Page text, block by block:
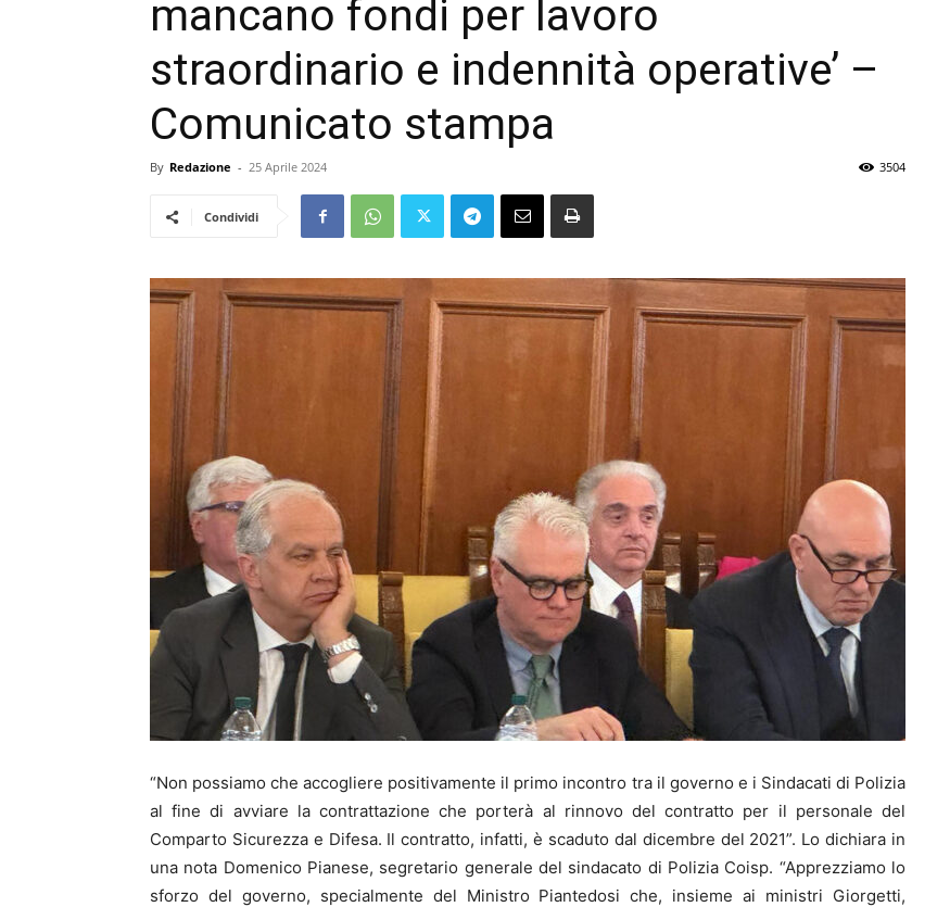
mancano fondi per lavoro
straordinario e indennità operative’ –
Comunicato stampa
By Redazione - 25 Aprile 2024 3504
Condividi
“Non possiamo che accogliere positivamente il primo incontro tra il governo e i Sindacati di Polizia
al fine di avviare la contrattazione che porterà al rinnovo del contratto per il personale del
Comparto Sicurezza e Difesa. Il contratto, infatti, è scaduto dal dicembre del 2021”. Lo dichiara in
una nota Domenico Pianese, segretario generale del sindacato di Polizia Coisp. “Apprezziamo lo
sforzo del governo, specialmente del Ministro Piantedosi che, insieme ai ministri Giorgetti,